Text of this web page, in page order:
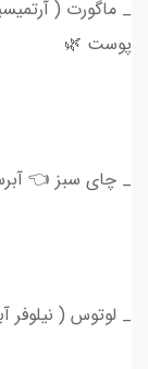
_ ماگورت (
پوست 🌿
_ چای سبز 👈
_ لوتوس (